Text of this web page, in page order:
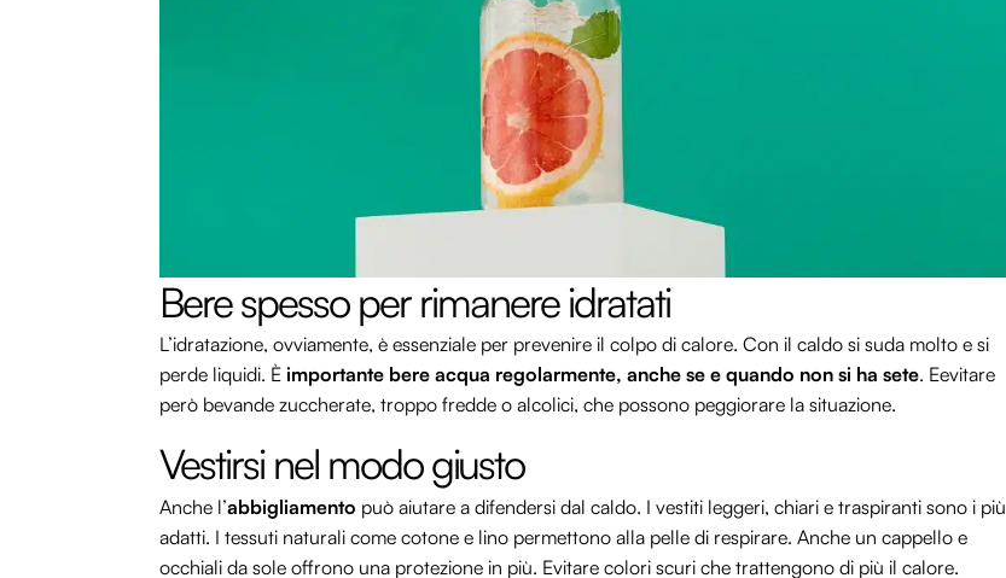
Bere spesso per rimanere idratati
L’idratazione, ovviamente, è essenziale per prevenire il colpo di calore. Con il caldo si suda molto e si
perde liquidi. È importante bere acqua regolarmente, anche se e quando non si ha sete. Eevitare
però bevande zuccherate, troppo fredde o alcolici, che possono peggiorare la situazione.
Vestirsi nel modo giusto
Anche l’abbigliamento può aiutare a difendersi dal caldo. I vestiti leggeri, chiari e traspiranti sono i più
adatti. I tessuti naturali come cotone e lino permettono alla pelle di respirare. Anche un cappello e
occhiali da sole offrono una protezione in più. Evitare colori scuri che trattengono di più il calore.